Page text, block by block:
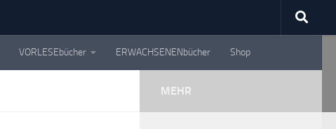
VORLESEbücher ERWACHSENENbücher Shop
MEHR